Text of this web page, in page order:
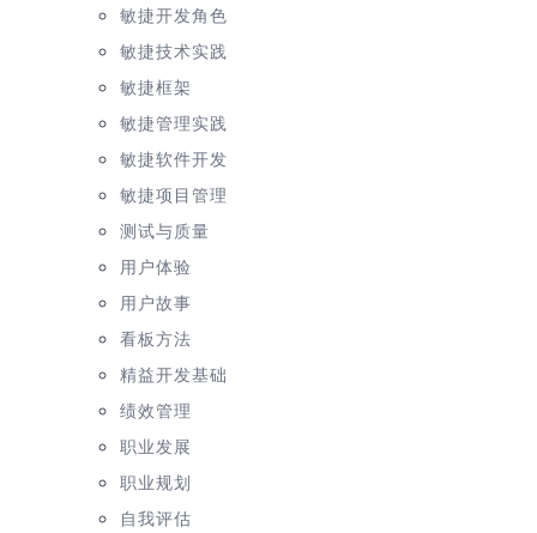
敏捷开发角色
敏捷技术实践
敏捷框架
敏捷管理实践
敏捷软件开发
敏捷项目管理
测试与质量
用户体验
用户故事
看板方法
精益开发基础
绩效管理
职业发展
职业规划
自我评估